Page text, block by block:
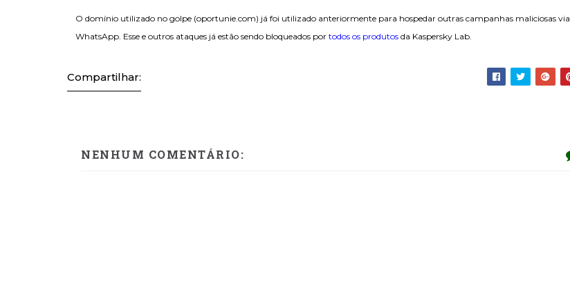
O domínio utilizado no golpe (oportunie.com) já foi utilizado anteriormente para hospedar outras campanhas maliciosas via
WhatsApp. Esse e outros ataques já estão sendo bloqueados por todos os produtos da Kaspersky Lab.
Compartilhar:
NENHUM COMENTÁRIO: